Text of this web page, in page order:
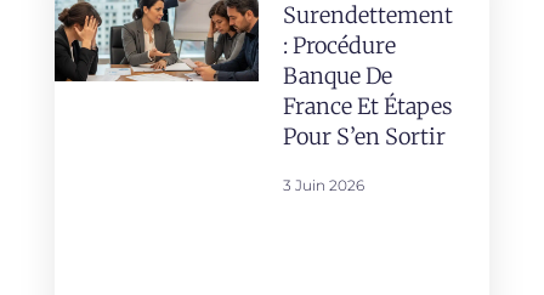
Surendettement
: Procédure
Banque De
France Et Étapes
Pour S’en Sortir
3 Juin 2026